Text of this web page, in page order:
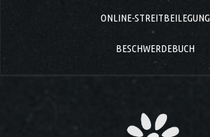
ONLINE-STREITBEILEGUNG
BESCHWERDEBUCH